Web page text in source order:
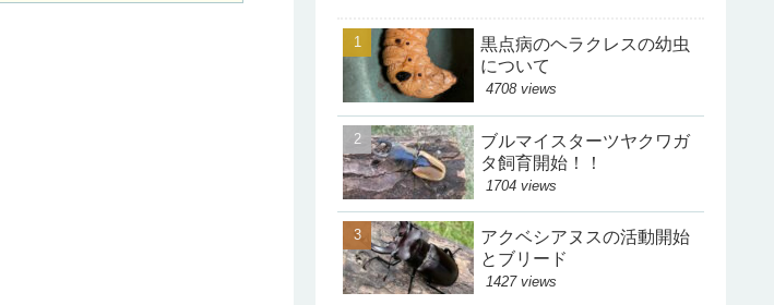
黒点病のヘラクレスの幼虫
について
4708 views
ブルマイスターツヤクワガ
タ飼育開始！！
1704 views
アクベシアヌスの活動開始
とブリード
1427 views